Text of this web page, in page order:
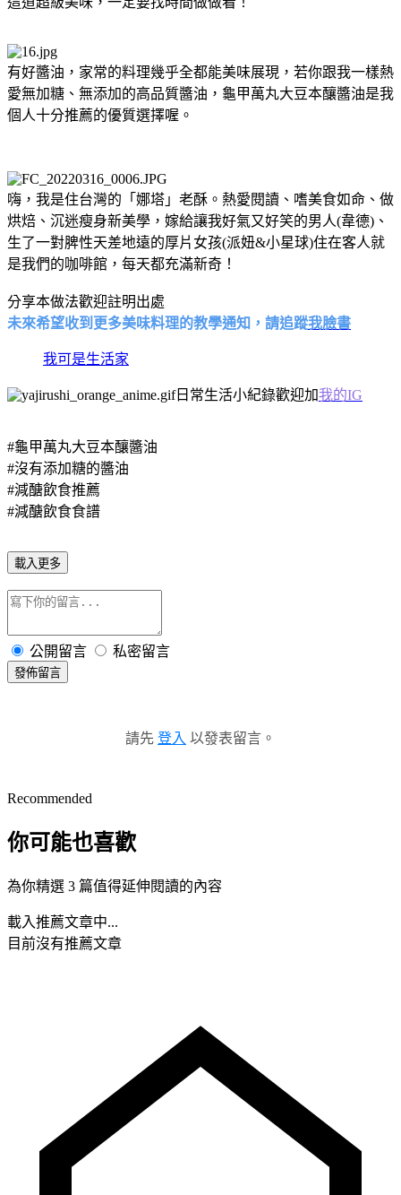
有好醬油，家常的料理幾乎全都能美味展現，若你跟我一樣熱
愛無加糖、無添加的高品質醬油，龜甲萬丸大豆本釀醬油是我
個人十分推薦的優質選擇喔。
嗨，我是住台灣的「娜塔」老酥。熱愛閱讀、嗜美食如命、做
烘焙、沉迷瘦身新美學，嫁給讓我好氣又好笑的男人(韋德)、
生了一對脾性天差地遠的厚片女孩(派妞&小星球)住在客人就
是我們的咖啡館，每天都充滿新奇！
分享本做法歡迎註明出處
未來希望收到更多美味料理的教學通知，請追蹤我臉書
我可是生活家
日常生活小紀錄歡迎加我的IG
#龜甲萬丸大豆本釀醬油
#沒有添加糖的醬油
#減醣飲食推薦
#減醣飲食食譜
載入更多
公開留言 私密留言
發佈留言
請先 登入 以發表留言。
Recommended
你可能也喜歡
為你精選 3 篇值得延伸閱讀的內容
載入推薦文章中...
目前沒有推薦文章